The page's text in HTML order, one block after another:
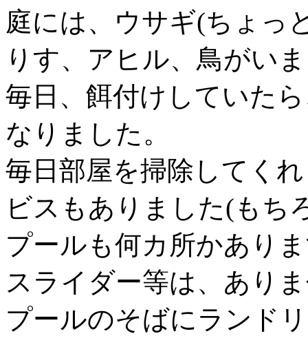
庭には、ウサギ(ちょっ
りす、アヒル、鳥がい
毎日、餌付けしていた
なりました。
毎日部屋を掃除してく
ビスもありました(もち
プールも何カ所かあり
スライダー等は、あり
プールのそばにランド